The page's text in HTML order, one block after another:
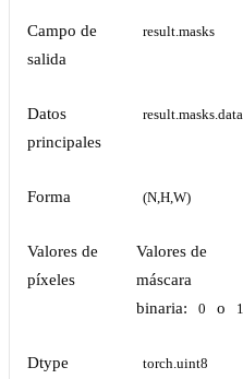
Campo de
salida
result.masks
Datos
principales
result.masks.data
Forma (N,H,W)
Valores de
píxeles
Valores de
máscara
binaria:
0 o 1
Dtype torch.uint8